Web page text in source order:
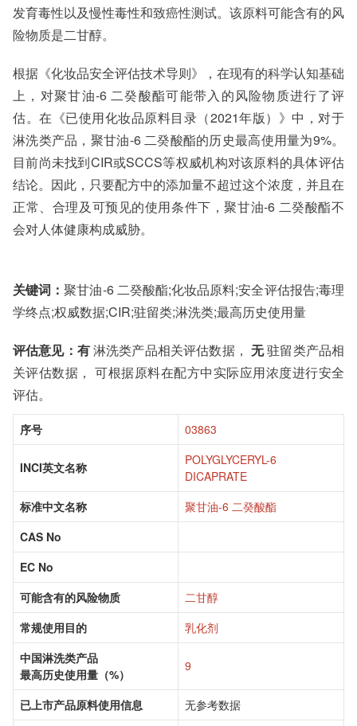
发育毒性以及慢性毒性和致癌性测试。该原料可能含有的风
险物质是二甘醇。
根据《化妆品安全评估技术导则》，在现有的科学认知基础
上，对聚甘油-6 二癸酸酯可能带入的风险物质进行了评
估。在《已使用化妆品原料目录（2021年版）》中，对于
淋洗类产品，聚甘油-6 二癸酸酯的历史最高使用量为9%。
目前尚未找到CIR或SCCS等权威机构对该原料的具体评估
结论。因此，只要配方中的添加量不超过这个浓度，并且在
正常、合理及可预见的使用条件下，聚甘油-6 二癸酸酯不
会对人体健康构成威胁。
关键词：聚甘油-6 二癸酸酯;化妆品原料;安全评估报告;毒理
学终点;权威数据;CIR;驻留类;淋洗类;最高历史使用量
评估意见： 有淋洗类产品相关评估数据， 无驻留类产品相
关评估数据， 可根据原料在配方中实际应用浓度进行安全
评估。
序号 03863
INCI英文名称
POLYGLYCERYL-6
DICAPRATE
标准中文名称
聚甘油-6 二癸酸酯
CAS No
EC No
可能含有的风险物质
二甘醇
常规使用目的
乳化剂
中国淋洗类产品
最高历史使用量（%）
9
已上市产品原料使用信息 无参考数据